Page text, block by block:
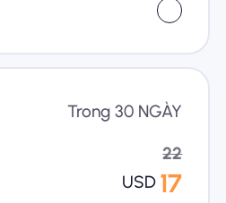
Trong 30 NGÀY
22
USD 17